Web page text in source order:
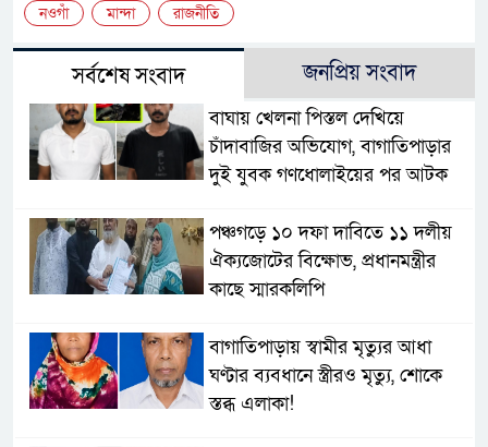
নওগাঁ মান্দা রাজনীতি
সর্বশেষ সংবাদ জনপ্রিয় সংবাদ
বাঘায় খেলনা পিস্তল দেখিয়ে
চাঁদাবাজির অভিযোগ, বাগাতিপাড়ার
দুই যুবক গণধোলাইয়ের পর আটক
পঞ্চগড়ে ১০ দফা দাবিতে ১১ দলীয়
ঐক্যজোটের বিক্ষোভ, প্রধানমন্ত্রীর
কাছে স্মারকলিপি
বাগাতিপাড়ায় স্বামীর মৃত্যুর আধা
ঘণ্টার ব্যবধানে স্ত্রীরও মৃত্যু, শোকে
স্তব্ধ এলাকা!